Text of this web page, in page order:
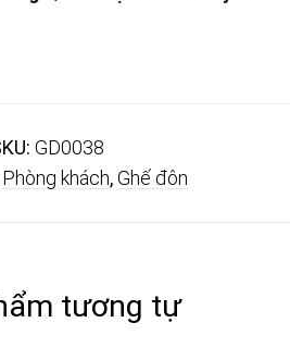
GD0038
Phòng khách,Ghế đôn
tương tự